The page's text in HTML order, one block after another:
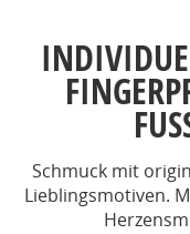
Schmuck mit
Lieblingsmotiven.